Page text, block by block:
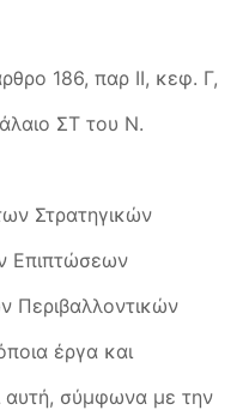
186, παρ ΙΙ, κεφ. Γ,
ΣΤ του Ν.
Στρατηγικών
Επιπτώσεων
Περιβαλλοντικών
έργα και
αυτή, σύμφωνα με την